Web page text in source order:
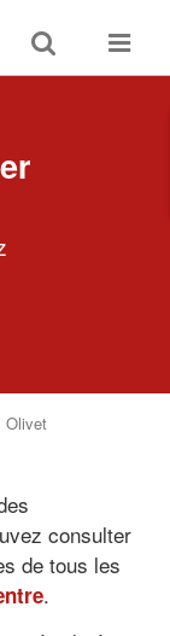
Toggle
search
Toggle
Olivet
consulter
de tous les
.